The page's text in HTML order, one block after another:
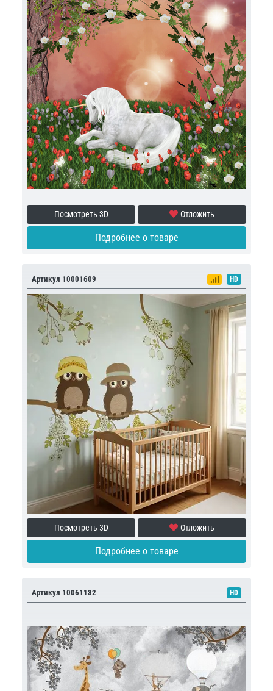
Посмотреть 3D Отложить
Подробнее о товаре
Артикул 10001609 HD
Посмотреть 3D Отложить
Подробнее о товаре
Артикул 10061132 HD